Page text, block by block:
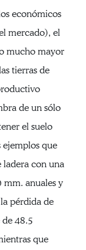
económicos
mercado), el
mucho mayor
tierras de
de un sólo
el suelo
ejemplos que
ladera con una
mm. anuales y
pérdida de
48.5
que